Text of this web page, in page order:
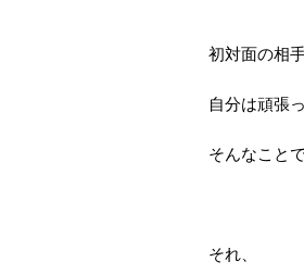
初対面の相
自分は頑張
そんなこと
それ、